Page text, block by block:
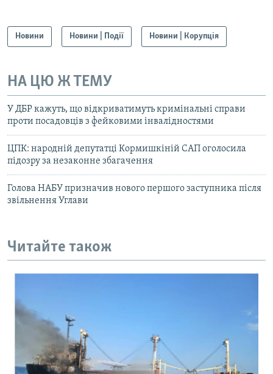
Новини Новини | Події Новини | Корупція
НА ЦЮ Ж ТЕМУ
У ДБР кажуть, що відкриватимуть кримінальні справи
проти посадовців з фейковими інвалідностями
ЦПК: народній депутатці Кормишкіній САП оголосила
підозру за незаконне збагачення
Голова НАБУ призначив нового першого заступника після
звільнення Углави
Читайте також